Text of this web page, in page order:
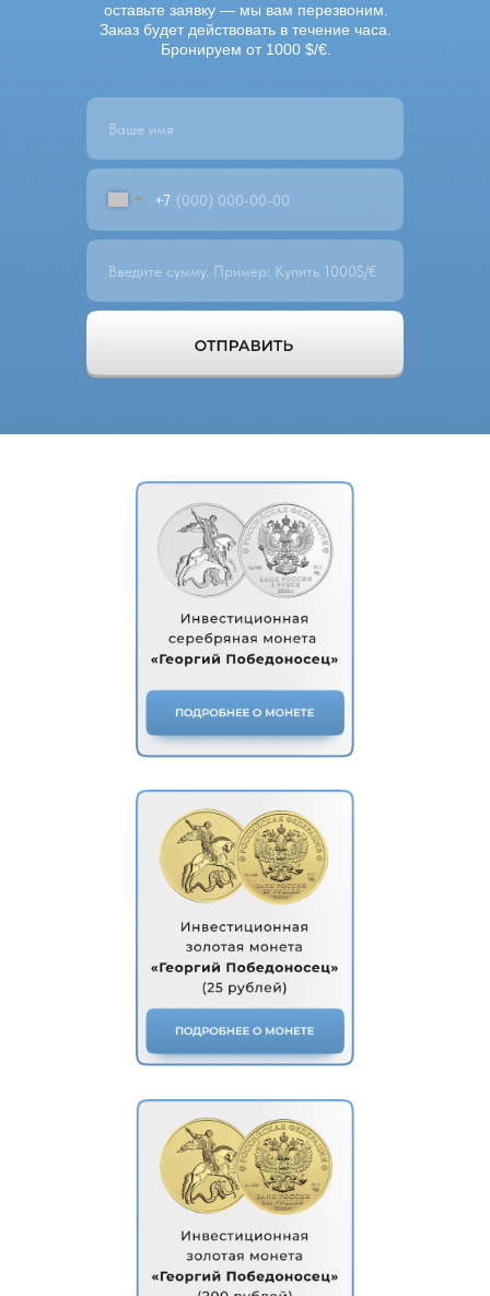
оставьте заявку — мы вам перезвоним.
Заказ будет действовать в течение часа.
Бронируем от 1000 $/€.
+7